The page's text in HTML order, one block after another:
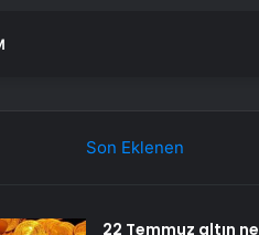
Son Eklenen
22 Temmuz altın ne